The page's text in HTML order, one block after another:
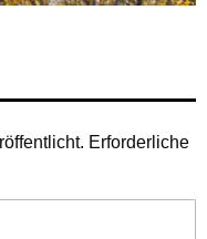
Erforderliche